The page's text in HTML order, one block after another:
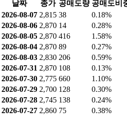
물류사업 [물류]
0.51%
공매도 현황
최근 공매도 거래량: 38 (0.18%)
최근 공매도 잔고: 0 (0%)
공매도 거래량
날짜 종가 공매도량
공매도비중